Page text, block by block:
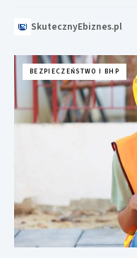
SkutecznyEbiznes.pl
BEZPIECZEŃSTWO I BHP